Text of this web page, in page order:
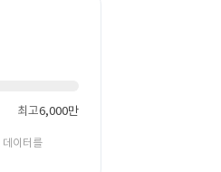
최고6,000만
데이터를